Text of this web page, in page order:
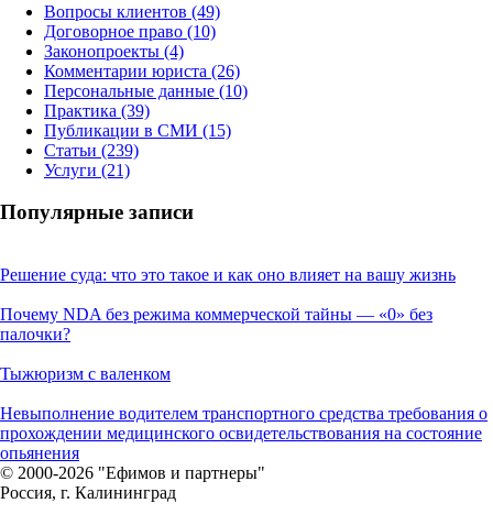
Вопросы клиентов (49)
Договорное право (10)
Законопроекты (4)
Комментарии юриста (26)
Персональные данные (10)
Практика (39)
Публикации в СМИ (15)
Статьи (239)
Услуги (21)
Популярные записи
Решение суда: что это такое и как оно влияет на вашу жизнь
Почему NDA без режима коммерческой тайны — «0» без
палочки?
Тыжюризм с валенком
Невыполнение водителем транспортного средства требования о
прохождении медицинского освидетельствования на состояние
опьянения
© 2000-2026 "Ефимов и партнеры"
Россия, г. Калининград